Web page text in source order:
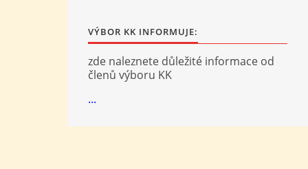
VÝBOR KK INFORMUJE:
zde naleznete důležité informace od
členů výboru KK
...